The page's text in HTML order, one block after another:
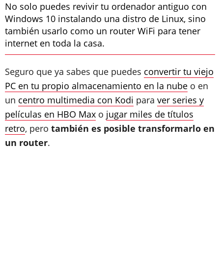
No solo puedes revivir tu ordenador antiguo con
Windows 10 instalando una distro de Linux, sino
también usarlo como un router WiFi para tener
internet en toda la casa.
Seguro que ya sabes que puedes convertir tu viejo
PC en tu propio almacenamiento en la nube o en
un centro multimedia con Kodi para ver series y
películas en HBO Max o jugar miles de títulos
retro, pero también es posible transformarlo en
un router.